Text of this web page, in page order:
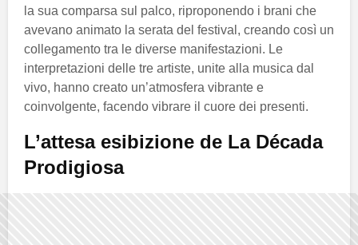
la sua comparsa sul palco, riproponendo i brani che
avevano animato la serata del festival, creando così un
collegamento tra le diverse manifestazioni. Le
interpretazioni delle tre artiste, unite alla musica dal
vivo, hanno creato un’atmosfera vibrante e
coinvolgente, facendo vibrare il cuore dei presenti.
L’attesa esibizione de La Década
Prodigiosa